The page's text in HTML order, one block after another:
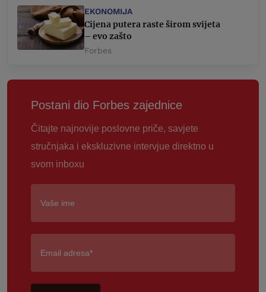
EKONOMIJA
Cijena putera raste širom svijeta
– evo zašto
Forbes
Postani dio Forbes zajednice
Čitajte najnovije poslovne priče, savjete
stručnjaka i ekskluzivne intervjue direktno u
svom inboxu